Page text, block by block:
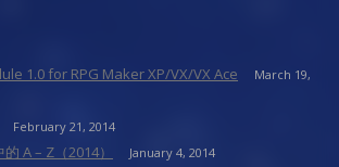
1.0 for RPG Maker XP/VX/VX Ace
March 19,
February 21, 2014
A – Z（2014） January 4, 2014